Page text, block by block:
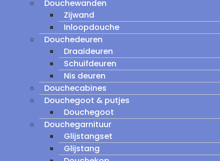
Douchewanden
Zijwand
Inloopdouche
Douchedeuren
Draaideuren
Schuifdeuren
Nis deuren
Douchecabines
Douchegoot & putjes
Douchegoot
Douchegarnituur
Glijstangset
Glijstang